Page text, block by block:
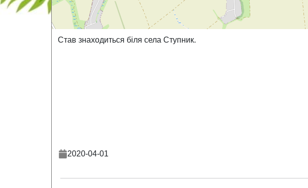
Став знаходиться біля села Ступник.
2020-04-01